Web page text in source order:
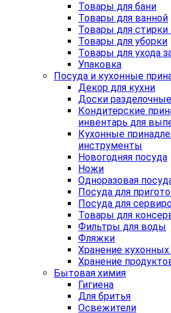
Товары для бани
Товары для ванной
Товары для стирки
Товары для уборки
Товары для ухода
Упаковка
Посуда и кухонные
Декор для кухни
Доски разделочные
Кондитерские
инвентарь для
Кухонные
инструменты
Новогодняя посуда
Ножи
Одноразовая
Посуда для
Посуда для
Товары для
Фильтры для воды
Фляжки
Хранение
Хранение
Бытовая химия
Гигиена
Для бритья
Освежители